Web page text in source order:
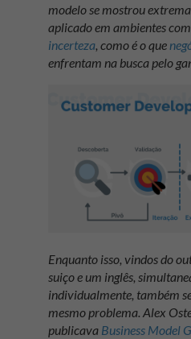
modelo se mostrou
aplicado em ambientes
incerteza, como é o que
enfrentam na busca pelo
Enquanto isso, vindos do
suiço e um inglês,
individualmente, também
mesmo problema. Alex
publicava Business Model